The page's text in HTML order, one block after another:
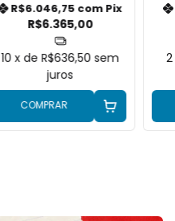
R$6.365,00
R$6.046,75 comPix
10 x deR$636,50 sem
juros
COMPRAR
2